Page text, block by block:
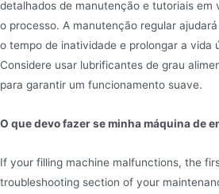
detalhados de manutenção e tutoriais em
o processo. A manutenção regular
o tempo de inatividade e prolongar a vida
Considere usar lubrificantes de grau
para garantir um funcionamento suave.
O que devo fazer se minha máquina de
If your filling machine malfunctions, the
troubleshooting section of your